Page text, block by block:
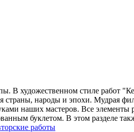
художественном стиле работ
страны, народы и эпохи. Мудрая
наших мастеров. Все элементы
буклетом. В этом разделе
работы